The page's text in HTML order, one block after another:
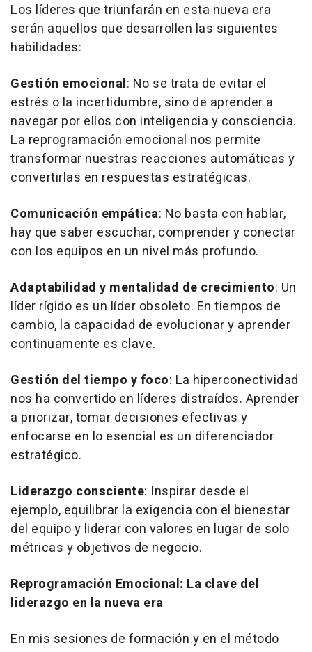
Los líderes que triunfarán en esta nueva era
serán aquellos que desarrollen las siguientes
habilidades:
Gestión emocional: No se trata de evitar el
estrés o la incertidumbre, sino de aprender a
navegar por ellos con inteligencia y consciencia.
La reprogramación emocional nos permite
transformar nuestras reacciones automáticas y
convertirlas en respuestas estratégicas.
Comunicación empática: No basta con hablar,
hay que saber escuchar, comprender y conectar
con los equipos en un nivel más profundo.
Adaptabilidad y mentalidad de crecimiento: Un
líder rígido es un líder obsoleto. En tiempos de
cambio, la capacidad de evolucionar y aprender
continuamente es clave.
Gestión del tiempo y foco: La hiperconectividad
nos ha convertido en líderes distraídos. Aprender
a priorizar, tomar decisiones efectivas y
enfocarse en lo esencial es un diferenciador
estratégico.
Liderazgo consciente: Inspirar desde el
ejemplo, equilibrar la exigencia con el bienestar
del equipo y liderar con valores en lugar de solo
métricas y objetivos de negocio.
Reprogramación Emocional: La clave del
liderazgo en la nueva era
En mis sesiones de formación y en el método